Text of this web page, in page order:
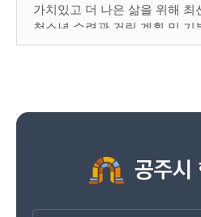
가치있고 더 나은 삶을 위해 최
청소년 수련관 건립 계획 및 기
2022년 공사에 착수하여
생활이 문화가 되는 공간에서